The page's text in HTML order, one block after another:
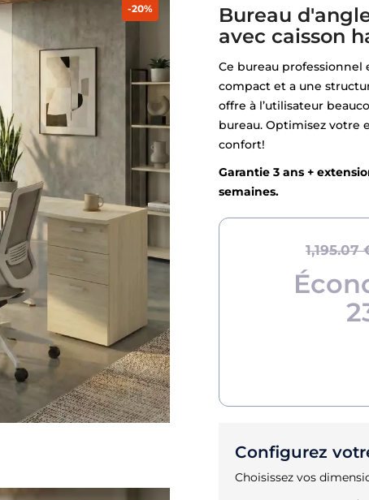
-20%
Bureau
avec caisson
Ce bureau professionnel
compact et a une
offre à l’utilisateur
bureau. Optimisez votre
confort!
Garantie 3 ans +
semaines.
1,195.07
Configurez
Choisissez vos